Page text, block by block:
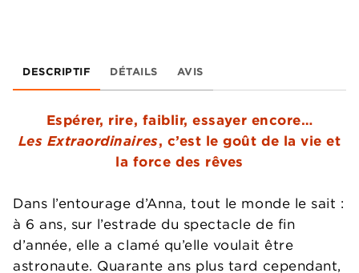
DESCRIPTIF DÉTAILS AVIS
Espérer, rire, faiblir, essayer encore…
Les Extraordinaires, c’est le goût de la vie et
la force des rêves
Dans l’entourage d’Anna, tout le monde le sait :
à 6 ans, sur l’estrade du spectacle de fin
d’année, elle a clamé qu’elle voulait être
astronaute. Quarante ans plus tard cependant,